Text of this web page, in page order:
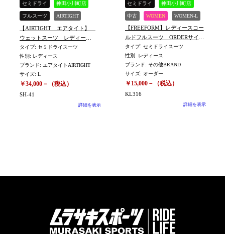
セミドライ 神田小川町店
フルスーツ AIRTIGHT
中古 WOMEN WOMEN-L
【AIRTIGHT エアタイト】
ウェットスーツ レディー
ス コールドフル セミド
ライ Lサイズ ※SH-41
タイプ: セミドライスーツ
性別: レディース
ブランド: エアタイトAIRTIGHT
サイズ: L
￥34,000－（税込）
SH-41
詳細を表示
セミドライ 神田小川町店
中古 WOMEN WOMEN-L
【FREEFORM】レディースコー
ルドフルスーツ ORDERサイ
ズ 身長165㎝/体重58㎏
※KL316
タイプ: セミドライスーツ
性別: レディース
ブランド: その他BRAND
サイズ: オーダー
￥15,000－（税込）
KL316
詳細を表示